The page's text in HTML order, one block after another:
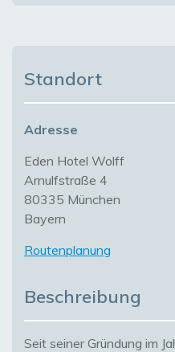
Standort
Adresse
Eden Hotel Wolff
Arnulfstraße 4
80335 München
Bayern
Routenplanung
Beschreibung
Seit seiner Gründung im